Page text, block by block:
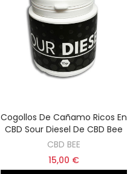
Cogollos De Cañamo Ricos En
CBD Sour Diesel De CBD Bee
CBD BEE
15,00 €